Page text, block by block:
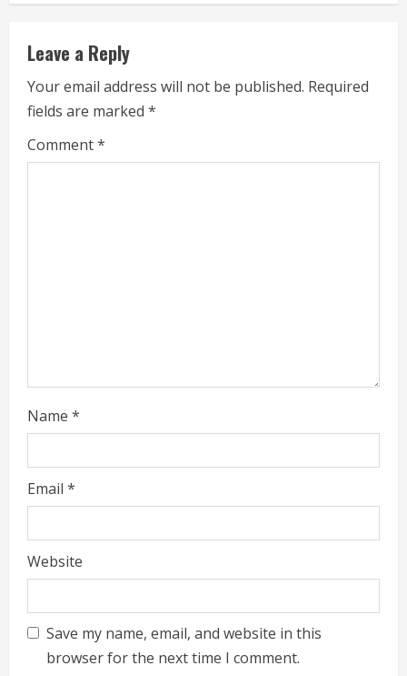
Leave a Reply
Your email address will not be published. Required
fields are marked *
Comment*
Name *
Email *
Website
Save my name, email, and website in this
browser for the next time I comment.